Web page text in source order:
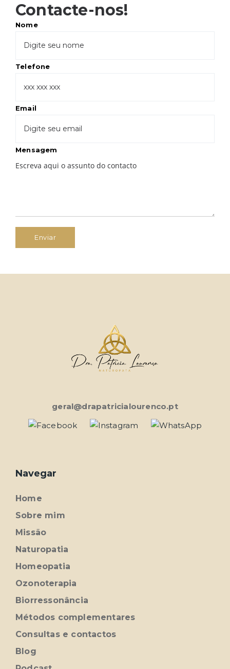
Contacte-nos!
Nome
Telefone
Email
Mensagem
Enviar
geral@drapatricialourenco.pt
Navegar
Home
Sobre mim
Missão
Naturopatia
Homeopatia
Ozonoterapia
Biorressonância
Métodos complementares
Consultas e contactos
Blog